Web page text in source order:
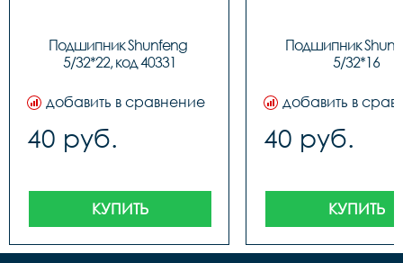
Подшипник Shunfeng
5/32*22, код 40331
добавить в сравнение
40 руб.
КУПИТЬ
Подшипник
5/32*16
добавить в
40 руб.
КУПИТЬ